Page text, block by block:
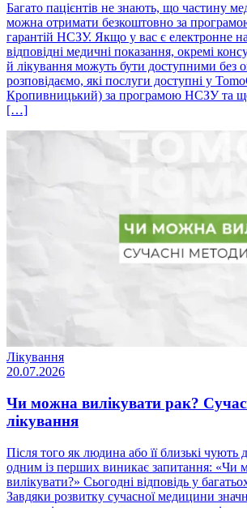
Багато пацієнтів не знають, що частину
можна отримати безкоштовно за
гарантій НСЗУ. Якщо у вас є електронне
відповідні медичні показання, окремі
й лікування можуть бути доступними без
розповідаємо, які послуги доступні у
Кропивницький) за програмою НСЗУ та що
[…]
Лікування
20.07.2026
Чи можна вилікувати рак?
лікування
Після того як людина або її близькі чують
одним із перших виникає запитання: «Чи
вилікувати?» Сьогодні відповідь у
Завдяки розвитку сучасної медицини